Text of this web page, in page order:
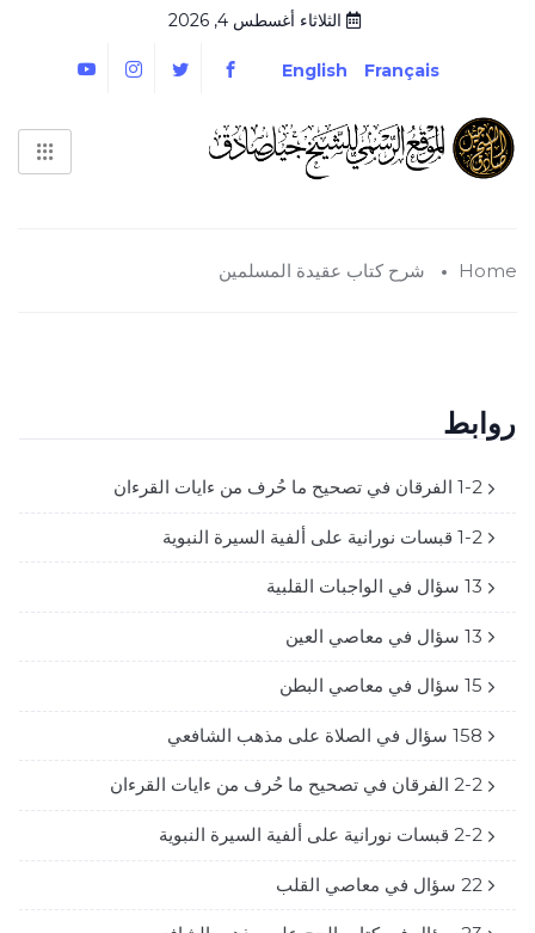
الثلاثاء أغسطس 4, 2026
Français
English
Home شرح كتاب عقيدة المسلمين
روابط
1-2 الفرقان في تصحيح ما حُرف من ءايات القرءان
1-2 قبسات نورانية على ألفية السيرة النبوية
13 سؤال في الواجبات القلبية
13 سؤال في معاصي العين
15 سؤال في معاصي البطن
158 سؤال في الصلاة على مذهب الشافعي
2-2 الفرقان في تصحيح ما حُرف من ءايات القرءان
2-2 قبسات نورانية على ألفية السيرة النبوية
22 سؤال في معاصي القلب